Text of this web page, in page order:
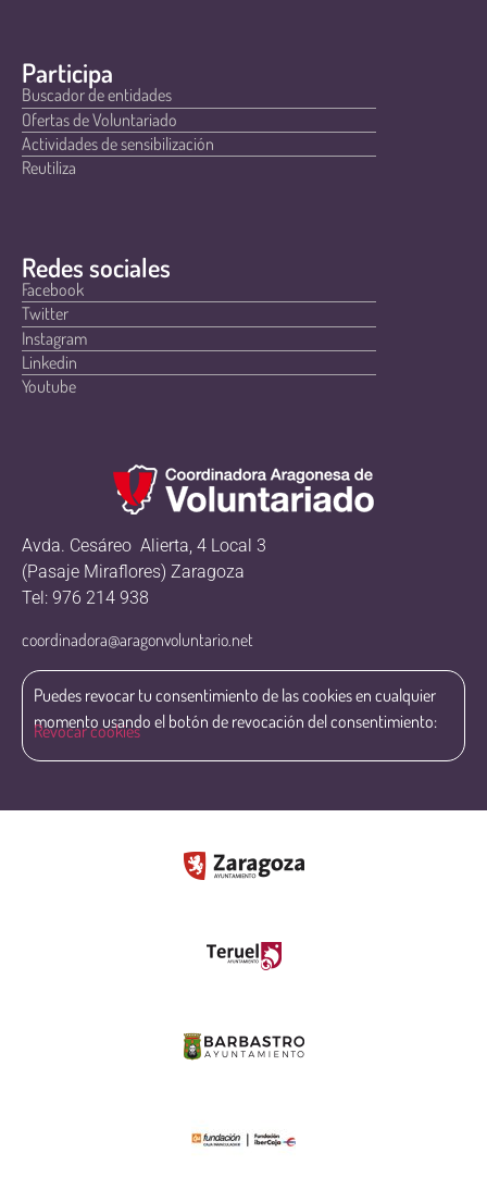
Participa
Buscador de entidades
Ofertas de Voluntariado
Actividades de sensibilización
Reutiliza
Redes sociales
Facebook
Twitter
Instagram
Linkedin
Youtube
Avda. Cesáreo Alierta, 4 Local 3
(Pasaje Miraflores) Zaragoza
Tel: 976 214 938
coordinadora@aragonvoluntario.net
Puedes revocar tu consentimiento de las cookies en cualquier
momento usando el botón de revocación del consentimiento:
Revocar cookies